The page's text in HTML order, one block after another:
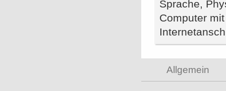
Sprache,
Computer
Allgemein